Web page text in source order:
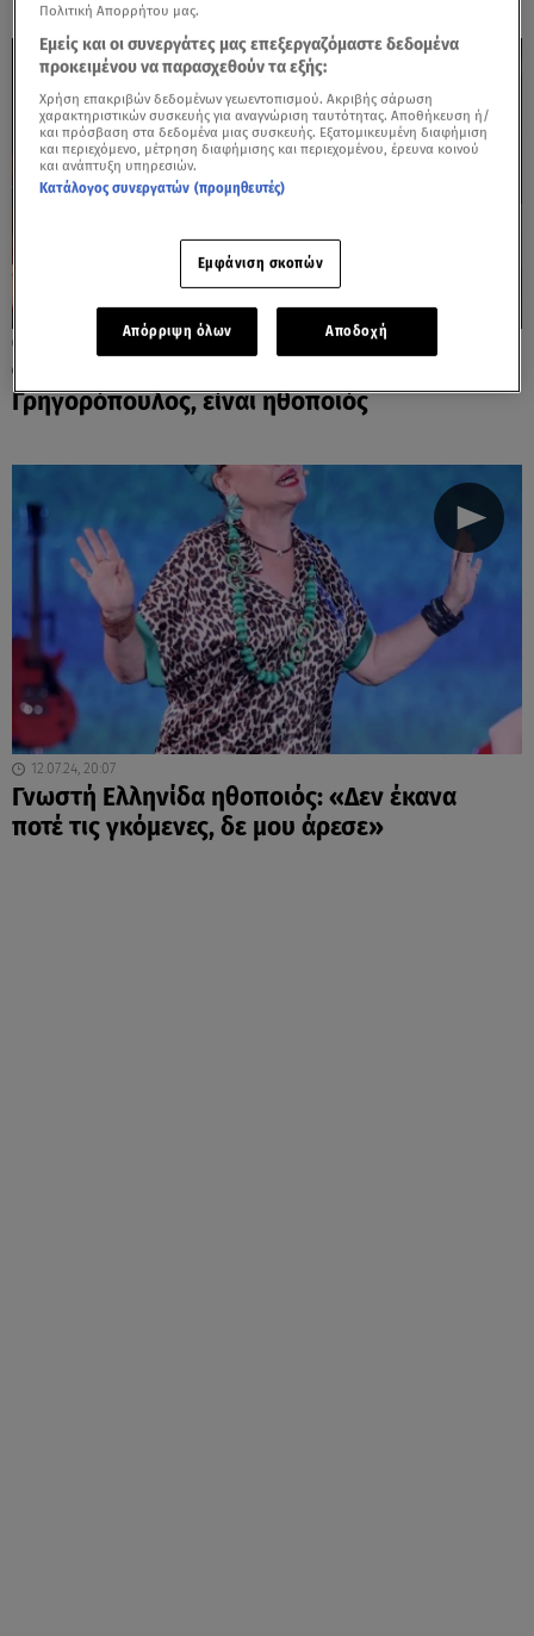
Φωτεινή Ντεμίρη: Ο γιος της, Τίτος
Γρηγορόπουλος, είναι ηθοποιός
12.07.24, 20:07
Γνωστή Ελληνίδα ηθοποιός: «Δεν έκανα
ποτέ τις γκόμενες, δε μου άρεσε»
Πολιτική Απορρήτου μας.
Εμείς και οι συνεργάτες μας επεξεργαζόμαστε δεδομένα
προκειμένου να παρασχεθούν τα εξής:
Χρήση επακριβών δεδομένων γεωεντοπισμού. Ακριβής σάρωση
χαρακτηριστικών συσκευής για αναγνώριση ταυτότητας. Αποθήκευση ή/
και πρόσβαση στα δεδομένα μιας συσκευής. Εξατομικευμένη διαφήμιση
και περιεχόμενο, μέτρηση διαφήμισης και περιεχομένου, έρευνα κοινού
και ανάπτυξη υπηρεσιών.
Κατάλογος συνεργατών (προμηθευτές)
Εμφάνιση σκοπών
Απόρριψη όλων Αποδοχή